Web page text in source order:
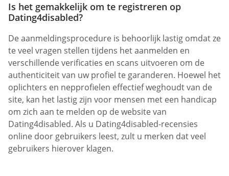
Is het gemakkelijk om te registreren op
Dating4disabled?
De aanmeldingsprocedure is behoorlijk lastig omdat ze
te veel vragen stellen tijdens het aanmelden en
verschillende verificaties en scans uitvoeren om de
authenticiteit van uw profiel te garanderen. Hoewel het
oplichters en nepprofielen effectief weghoudt van de
site, kan het lastig zijn voor mensen met een handicap
om zich aan te melden op de website van
Dating4disabled. Als u Dating4disabled-recensies
online door gebruikers leest, zult u merken dat veel
gebruikers hierover klagen.